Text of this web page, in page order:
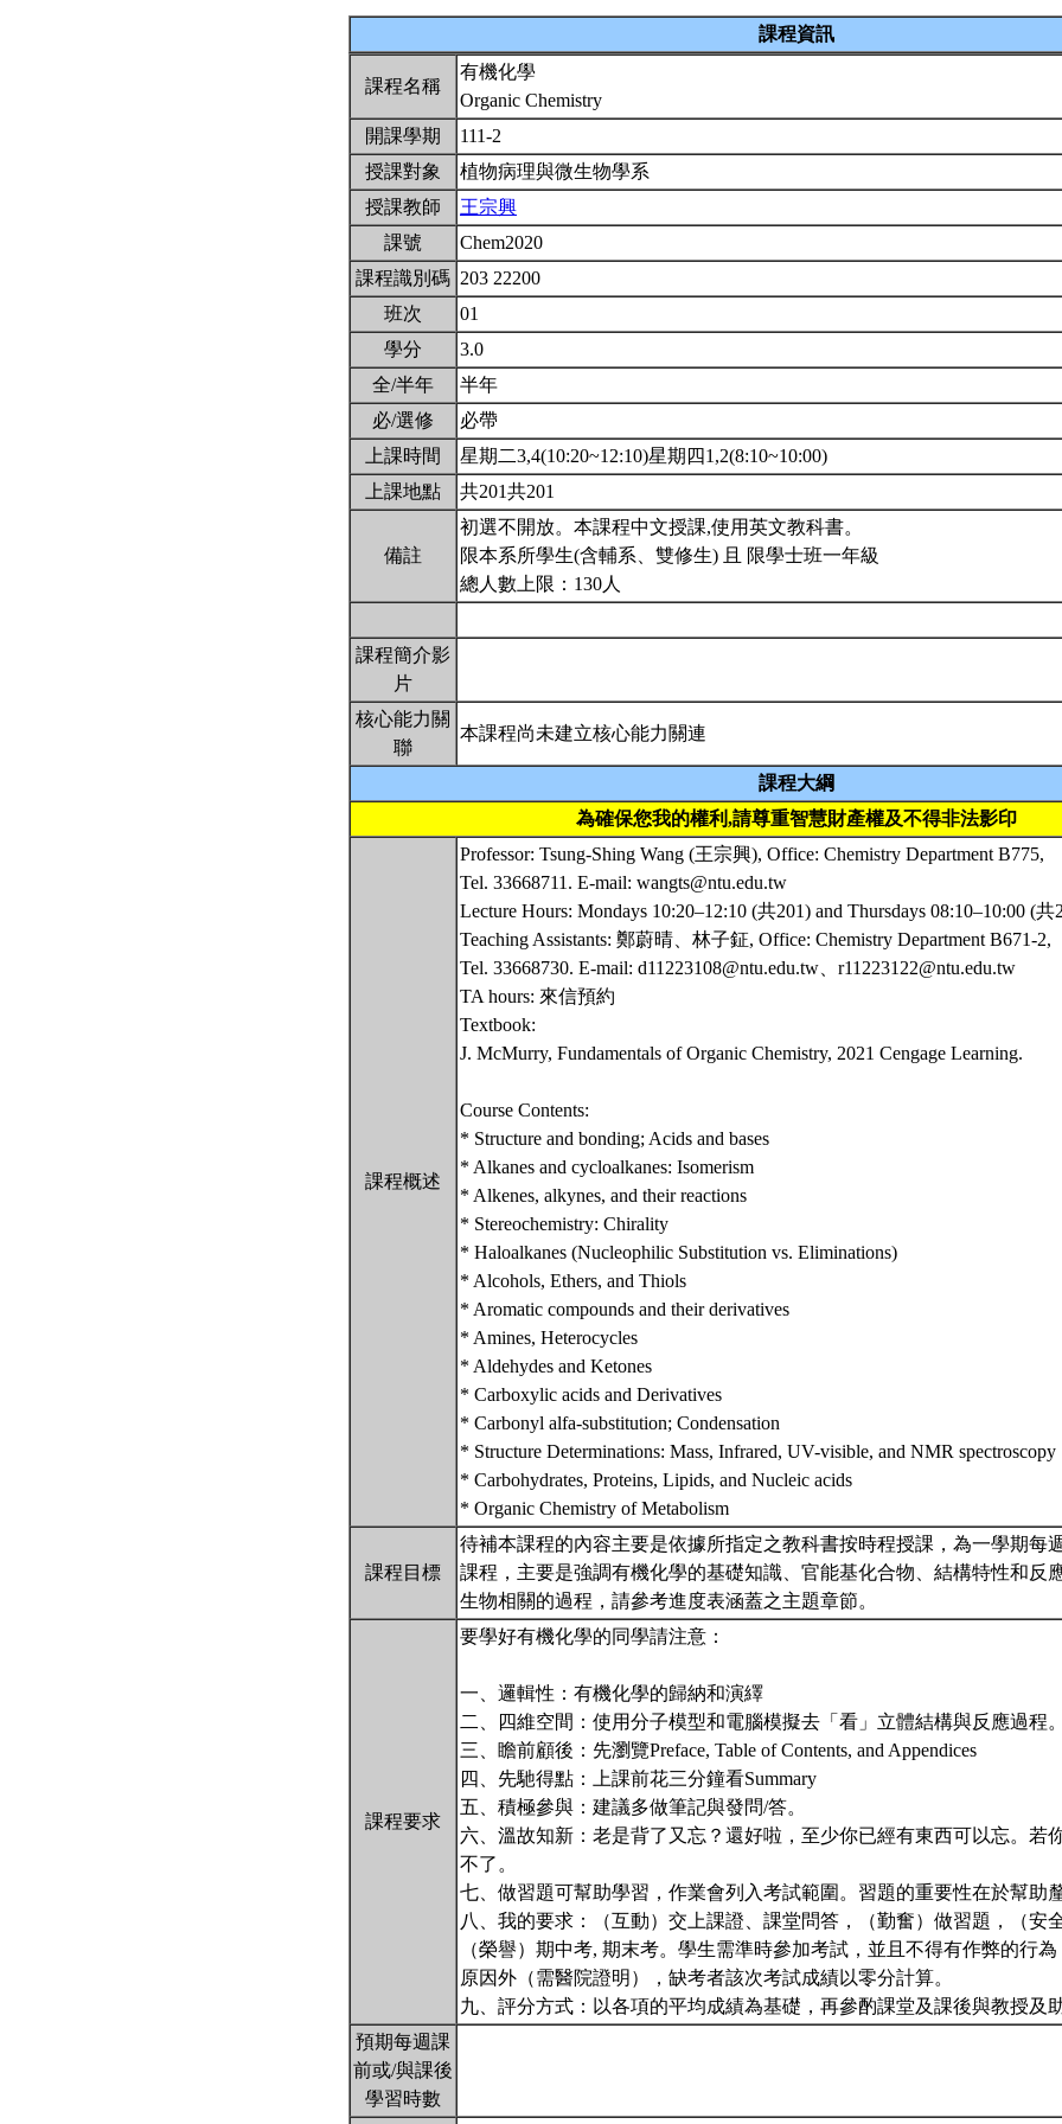
課程資訊
課程名稱
有機化學
Organic Chemistry
開課學期
111-2
授課對象
植物病理與微生物學系
授課教師
王宗興
課號
Chem2020
課程識別碼 203 22200
班次
01
學分
3.0
全/半年
半年
必/選修
必帶
上課時間
星期二3,4(10:20~12:10)星期四1,2(8:10~10:00)
上課地點
共201共201
備註
初選不開放。本課程中文授課,使用英文教科書。
限本系所學生(含輔系、雙修生) 且 限學士班一年級
總人數上限：130人
課程簡介影
片
核心能力關
聯
本課程尚未建立核心能力關連
課程大綱
為確保您我的權利,請尊重智慧財產權及不得非法影印
課程概述
Professor: Tsung-Shing Wang (王宗興), Office: Chemistry Department B775,
Tel. 33668711. E-mail: wangts@ntu.edu.tw
Lecture Hours: Mondays 10:20–12:10 (共201) and Thursdays 08:10–10:00 (共
Teaching Assistants: 鄭蔚晴、林子鉦, Office: Chemistry Department B671-2,
Tel. 33668730. E-mail: d11223108@ntu.edu.tw、r11223122@ntu.edu.tw
TA hours: 來信預約
Textbook:
J. McMurry, Fundamentals of Organic Chemistry, 2021 Cengage Learning.
Course Contents:
* Structure and bonding; Acids and bases
* Alkanes and cycloalkanes: Isomerism
* Alkenes, alkynes, and their reactions
* Stereochemistry: Chirality
* Haloalkanes (Nucleophilic Substitution vs. Eliminations)
* Alcohols, Ethers, and Thiols
* Aromatic compounds and their derivatives
* Amines, Heterocycles
* Aldehydes and Ketones
* Carboxylic acids and Derivatives
* Carbonyl alfa-substitution; Condensation
* Structure Determinations: Mass, Infrared, UV-visible, and NMR spectroscopy
* Carbohydrates, Proteins, Lipids, and Nucleic acids
* Organic Chemistry of Metabolism
課程目標
待補本課程的內容主要是依據所指定之教科書按時程授課，為一學期每
課程，主要是強調有機化學的基礎知識、官能基化合物、結構特性和反
生物相關的過程，請參考進度表涵蓋之主題章節。
課程要求
要學好有機化學的同學請注意：
一、邏輯性：有機化學的歸納和演繹
二、四維空間：使用分子模型和電腦模擬去「看」立體結構與反應過程
三、瞻前顧後：先瀏覽Preface, Table of Contents, and Appendices
四、先馳得點：上課前花三分鐘看Summary
五、積極參與：建議多做筆記與發問/答。
六、溫故知新：老是背了又忘？還好啦，至少你已經有東西可以忘。若
不了。
七、做習題可幫助學習，作業會列入考試範圍。習題的重要性在於幫助
八、我的要求：（互動）交上課證、課堂問答，（勤奮）做習題，（安
（榮譽）期中考, 期末考。學生需準時參加考試，並且不得有作弊的行
原因外（需醫院證明），缺考者該次考試成績以零分計算。
九、評分方式：以各項的平均成績為基礎，再參酌課堂及課後與教授及
預期每週課
前或/與課後
學習時數